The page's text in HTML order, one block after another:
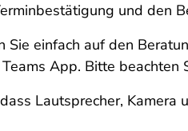
und den
Sie einfach auf den
App. Bitte
Lautsprecher, Kamera